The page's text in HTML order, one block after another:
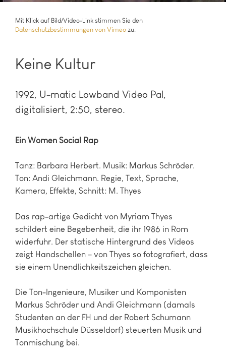
Mit Klick auf Bild/Video-Link stimmen Sie den
Datenschutzbestimmungen von Vimeo zu.
Keine Kultur
1992 U-matic Lowband Video Pal,
digitalisiert, 2:50, stereo.
Ein Women Social Rap
Tanz: Barbara Herbert. Musik: Markus Schröder.
Ton: Andi Gleichmann. Regie, Text, Sprache,
Kamera, Effekte, Schnitt: M. Thyes
Das rap-artige Gedicht von Myriam Thyes
schildert eine Begebenheit, die ihr 1986 in Rom
widerfuhr. Der statische Hintergrund des Videos
zeigt Handschellen – von Thyes so fotografiert, dass
sie einem Unendlichkeitszeichen gleichen.
Die Ton-Ingenieure, Musiker und Komponisten
Markus Schröder und Andi Gleichmann (damals
Studenten an der FH und der Robert Schumann
Musikhochschule Düsseldorf) steuerten Musik und
Tonmischung bei.